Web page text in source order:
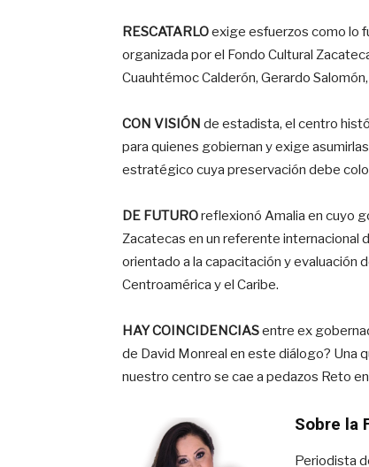
RESCATARLOexige esfuerzos como lo
organizada por el Fondo Cultural
Cuauhtémoc Calderón, Gerardo
CON VISIÓN de estadista, el centro
para quienes gobiernan y exige
estratégico cuya preservación debe
DE FUTUROreflexionó Amalia en cuyo
Zacatecas en un referente internacional
orientado a la capacitación y evaluación
Centroamérica y el Caribe.
HAY COINCIDENCIASentre ex
de David Monreal en este diálogo? Una
nuestro centro se cae a pedazos Reto
Sobre la
Periodista